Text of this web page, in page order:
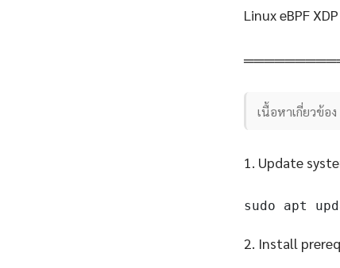
Linux eBPF
เนื้อหาเกี่ยวข้อ
1. Update
sudo apt
2. Install